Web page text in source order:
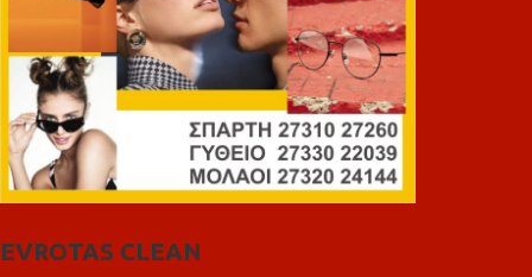
EVROTAS CLEAN